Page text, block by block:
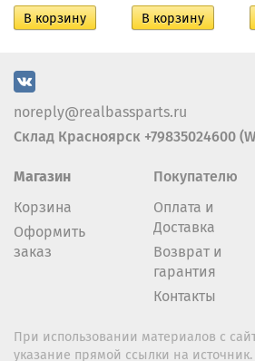
noreply@realbassparts.ru
Склад Красноярск +79835024600
Магазин
Корзина
Оформить
заказ
Покупателю
Оплата и
Доставка
Возврат и
гарантия
Контакты
При использовании материалов с
указание прямой ссылки на источник.